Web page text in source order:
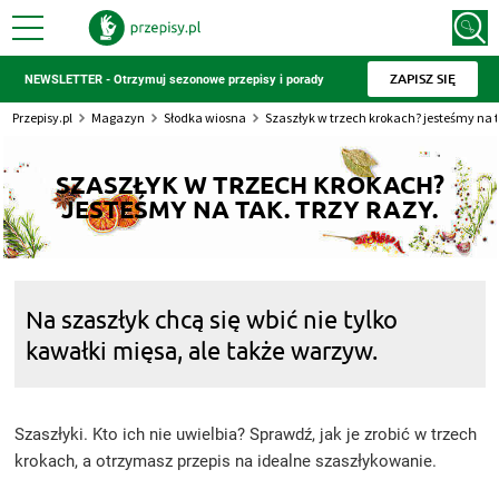
NEWSLETTER - Otrzymuj sezonowe przepisy i porady ZAPISZ SIĘ
Przepisy.pl Magazyn Słodka wiosna Szaszłyk w trzech krokach? jesteśmy na
SZASZŁYK W TRZECH KROKACH?
JESTEŚMY NA TAK. TRZY RAZY.
Na szaszłyk chcą się wbić nie tylko
kawałki mięsa, ale także warzyw.
Szaszłyki. Kto ich nie uwielbia? Sprawdź, jak je zrobić w trzech
krokach, a otrzymasz przepis na idealne szaszłykowanie.